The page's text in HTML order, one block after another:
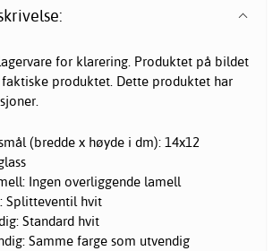
for klarering. Produktet på bildet
produktet. Dette produktet har
(bredde x høyde i dm): 14x12
Ingen overliggende lamell
Splitteventil hvit
Standard hvit
Samme farge som utvendig